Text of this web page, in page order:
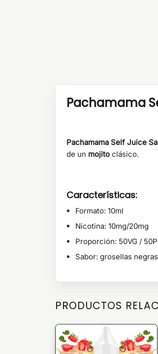
Pachamama
Pachamama Self Juice
de un mojito clásico.
Características:
Formato: 10ml
Nicotina: 10mg/20mg
Proporción: 50VG /
Sabor: grosellas
PRODUCTOS